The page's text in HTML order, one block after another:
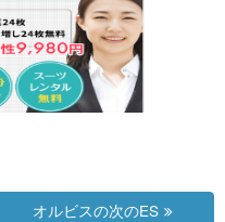
オルビスの次のES